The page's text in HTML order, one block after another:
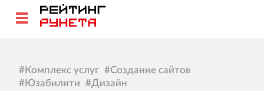
#Комплекс услуг #Создание сайтов
#Юзабилити #Дизайн